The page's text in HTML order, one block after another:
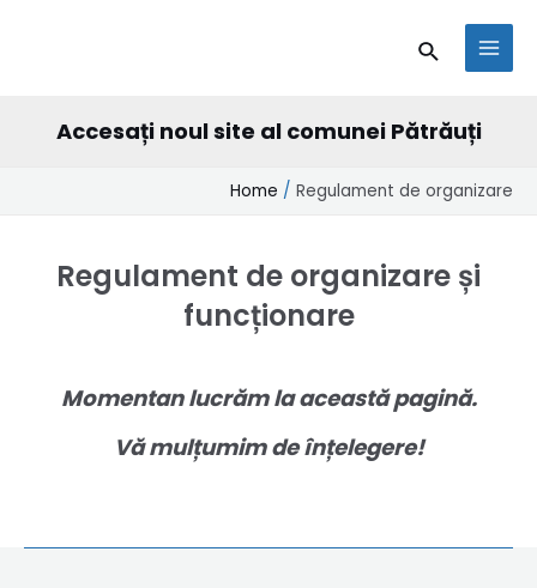
Search
Accesați noul site al comunei Pătrăuți
Home Regulament de organizare
Regulament de organizare și
funcționare
Momentan lucrăm la această pagină.
Vă mulțumim de înțelegere!